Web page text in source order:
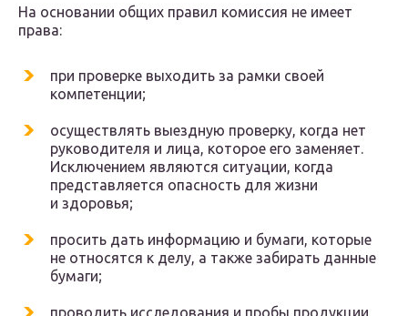
На основании общих правил комиссия не имеет
права:
при проверке выходить за рамки своей
компетенции;
осуществлять выездную проверку, когда нет
руководителя и лица, которое его заменяет.
Исключением являются ситуации, когда
представляется опасность для жизни
и здоровья;
просить дать информацию и бумаги, которые
не относятся к делу, а также забирать данные
бумаги;
проводить исследования и пробы продукции,